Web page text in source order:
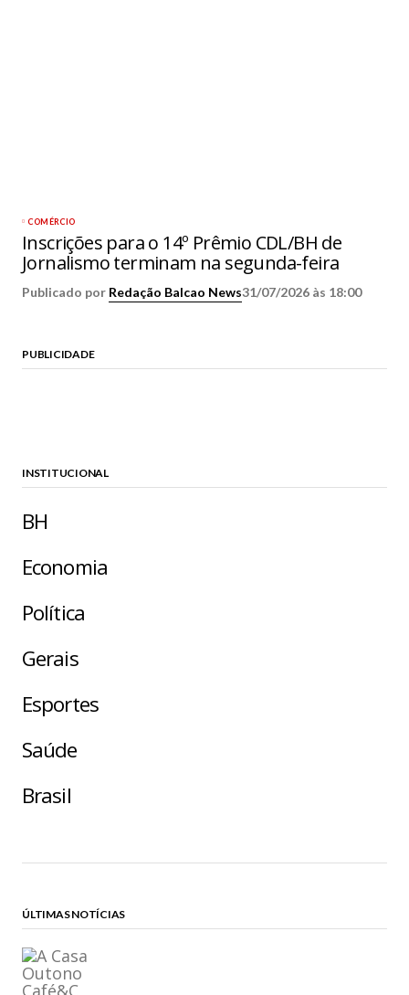
COMÉRCIO
Inscrições para o 14º Prêmio CDL/BH de
Jornalismo terminam na segunda-feira
Publicado por Redação Balcao News31/07/2026 às 18:00
PUBLICIDADE
INSTITUCIONAL
BH
Economia
Política
Gerais
Esportes
Saúde
Brasil
ÚLTIMAS NOTÍCIAS